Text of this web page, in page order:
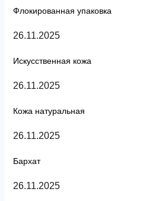
Флокированная упаковка
26.11.2025
Искусственная кожа
26.11.2025
Кожа натуральная
26.11.2025
Бархат
26.11.2025